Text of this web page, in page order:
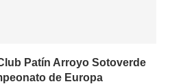
Patín Arroyo Sotoverde
de Europa